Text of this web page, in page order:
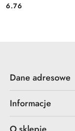
Cena:
6.76
Dane adresowe
Informacje